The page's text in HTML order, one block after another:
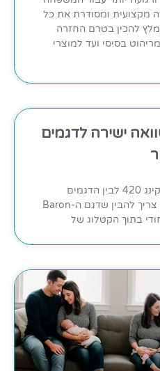
מקצועית ומסודרת את כל
להכין בטרם החזרה
בסיסי ועד למוצרי
420: השוואה ישירה לדגמים
מי שמתלבט בין דגם ברויל קינג 420 לבין הדגמים
האחרים בטווח המחיר שלו, צריך להבין שדגם ה-Baron